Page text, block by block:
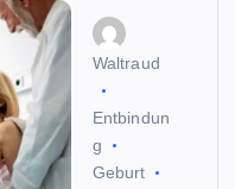
Waltraud
Entbindun
g
Geburt